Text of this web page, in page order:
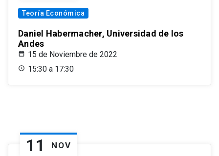
Teoría Económica
Daniel Habermacher, Universidad de los
Andes
15 de Noviembre de 2022
15:30 a 17:30
11 NOV